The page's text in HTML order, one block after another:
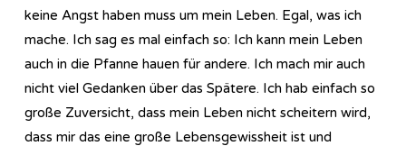
keine Angst haben muss um mein Leben. Egal, was ich
mache. Ich sag es mal einfach so: Ich kann mein Leben
auch in die Pfanne hauen für andere. Ich mach mir auch
nicht viel Gedanken über das Spätere. Ich hab einfach so
große Zuversicht, dass mein Leben nicht scheitern wird,
dass mir das eine große Lebensgewissheit ist und